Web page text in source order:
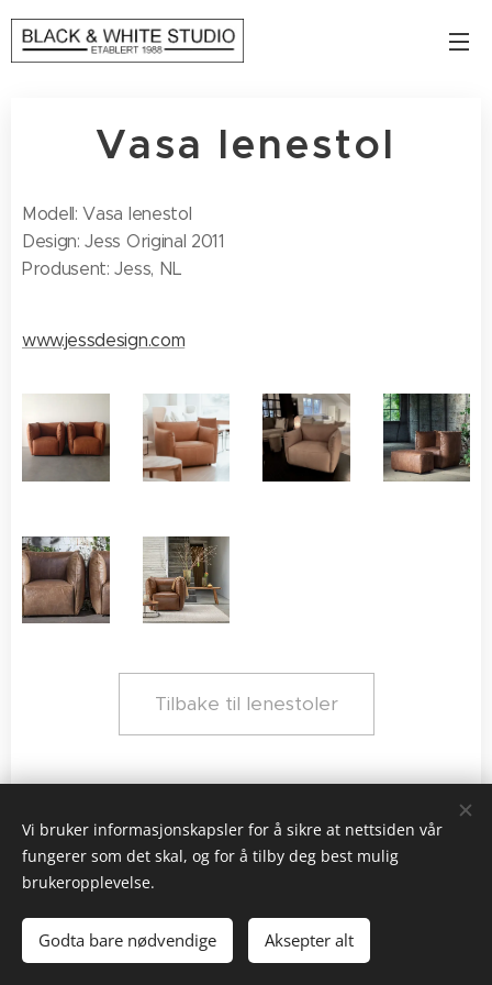
Vasa lenestol
Modell: Vasa lenestol
Design: Jess Original 2011
Produsent: Jess, NL
www.jessdesign.com
Tilbake til lenestoler
Black & White AS | Kolstien 4, 5097 Bergen | 55 33 62 55
Informasjonskapsler
Vi bruker informasjonskapsler for å sikre at nettsiden vår
fungerer som det skal, og for å tilby deg best mulig
brukeropplevelse.
Godta bare nødvendige Aksepter alt